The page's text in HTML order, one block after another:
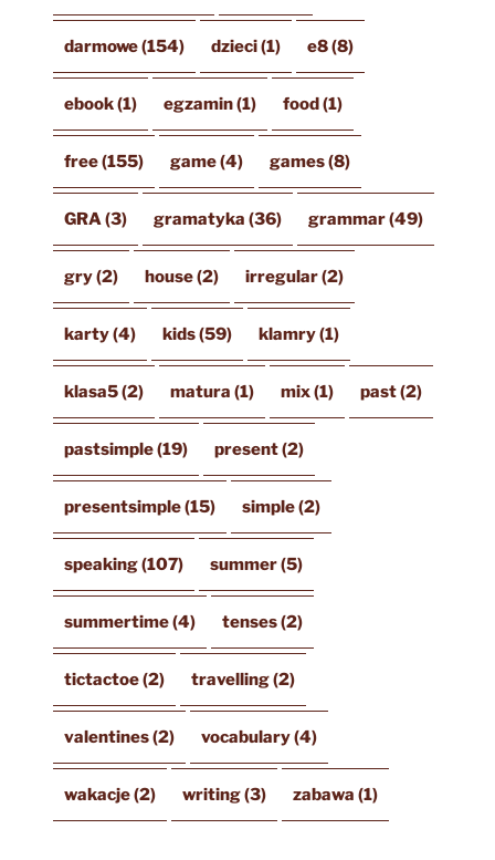
darmowe(154) dzieci(1) e8(8)
ebook(1) egzamin(1) food(1)
free(155) game(4) games(8)
GRA (3) gramatyka (36) grammar(49)
gry(2) house(2) irregular(2)
karty(4) kids(59) klamry(1)
klasa5(2) matura (1) mix(1) past(2)
pastsimple(19) present(2)
presentsimple(15) simple(2)
speaking(107) summer(5)
summertime(4) tenses(2)
tictactoe(2) travelling(2)
valentines(2) vocabulary(4)
wakacje(2) writing(3) zabawa (1)